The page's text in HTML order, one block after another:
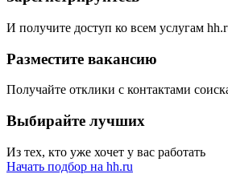
И получите доступ ко всем услугам
Разместите вакансию
Получайте отклики с контактами
Выбирайте лучших
Из тех, кто уже хочет у вас работать
Начать подбор на hh.ru